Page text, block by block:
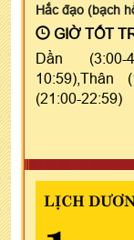
Hắc đạo (bạch
GIỜ TỐT
Dần (3:00-
10:59),Thân
(21:00-22:59)
LỊCH